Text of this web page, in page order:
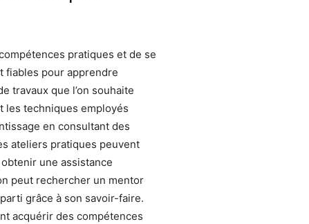
pratiques et de se
fiables pour apprendre
travaux que l’on souhaite
les techniques employés
en consultant des
ateliers pratiques peuvent
une assistance
peut rechercher un mentor
grâce à son savoir-faire.
acquérir des compétences